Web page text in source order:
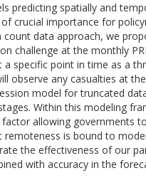
predicting spatially and
crucial importance for
data approach, we
challenge at the monthly
specific point in time as a
observe any casualties at
model for truncated
Within this modeling
allowing governments
remoteness is bound to
the effectiveness of our
with accuracy in the